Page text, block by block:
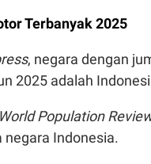
Terbanyak 2025
, negara dengan
2025 adalah
World Population
Indonesia.